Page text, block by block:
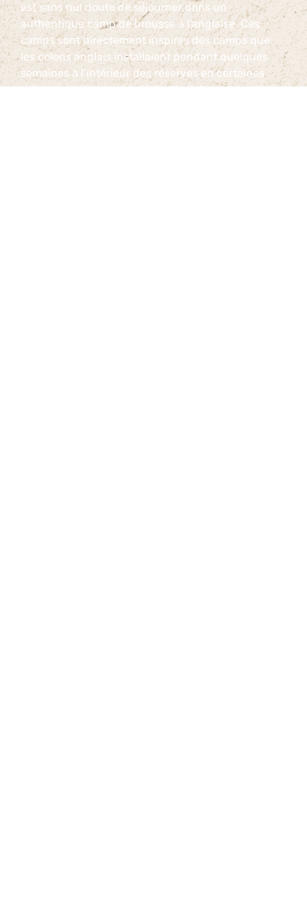
est sans nul doute de séjourner dans un
authentique camp de brousse à l’anglaise. Ces
camps sont directement inspirés des camps que
les colons anglais installaient pendant quelques
semaines à l’intérieur des réserves en certaines
saisons. Ils venaient de Nairobi ou de